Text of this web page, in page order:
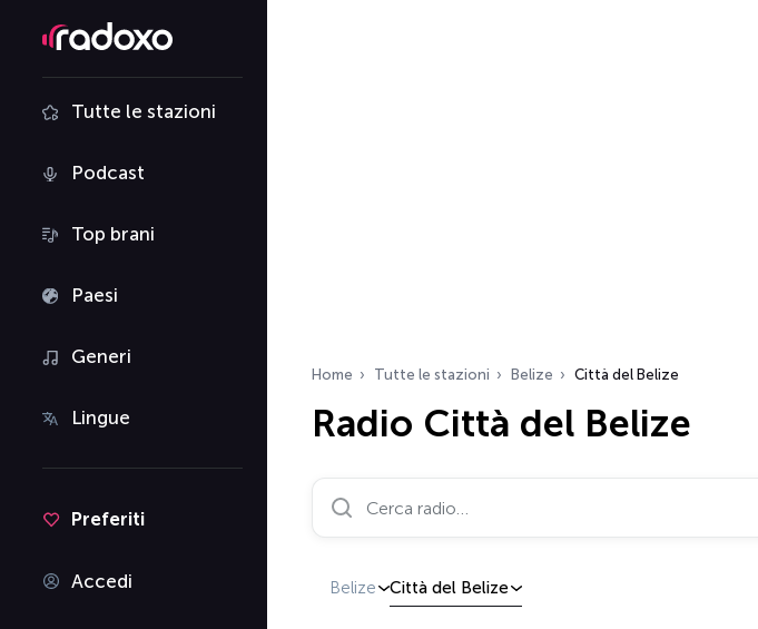
Tutte le stazioni
Podcast
Top brani
Paesi
Generi
Lingue
Preferiti
Accedi
Home Tutte le stazioni Belize Città del Belize
Radio Città del Belize
Cerca radio…
Belize Città del Belize